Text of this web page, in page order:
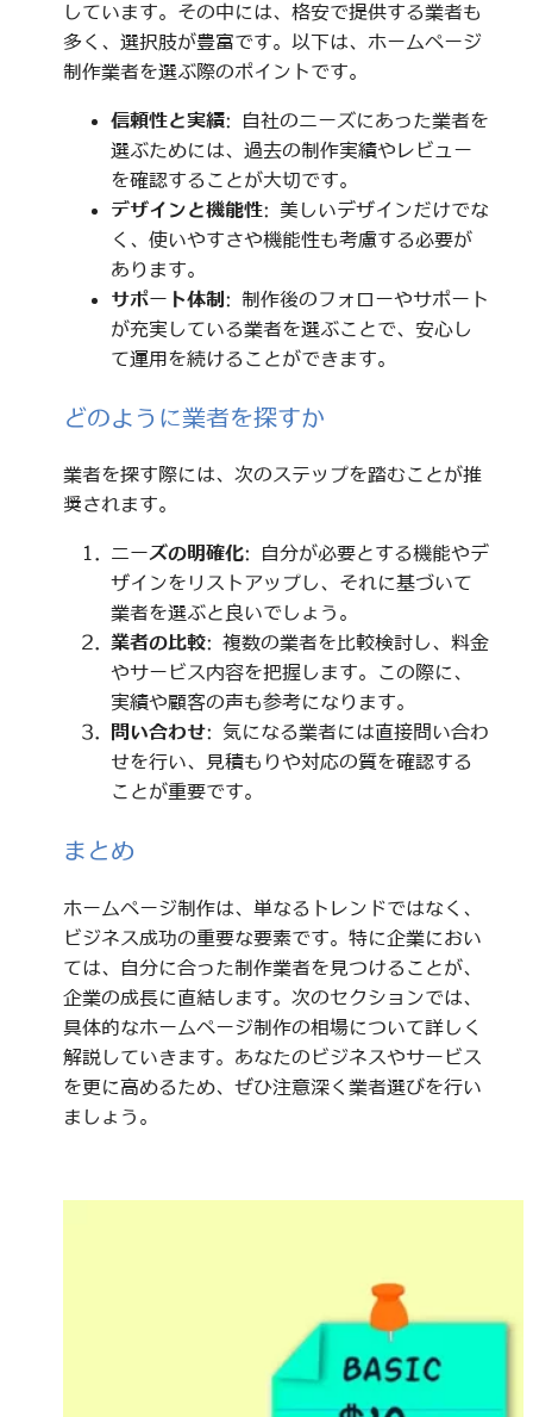
しています。その中には、格安で提供する業者も
多く、選択肢が豊富です。以下は、ホームページ
制作業者を選ぶ際のポイントです。
信頼性と実績: 自社のニーズにあった業者を
選ぶためには、過去の制作実績やレビュー
を確認することが大切です。
デザインと機能性: 美しいデザインだけでな
く、使いやすさや機能性も考慮する必要が
あります。
サポート体制 : 制作後のフォローやサポート
が充実している業者を選ぶことで、安心し
て運用を続けることができます。
どのように業者を探すか
業者を探す際には、次のステップを踏むことが推
奨されます。
ニーズの明確化: 自分が必要とする機能やデ
ザインをリストアップし、それに基づいて
業者を選ぶと良いでしょう。
業者の比較: 複数の業者を比較検討し、料金
やサービス内容を把握します。この際に、
実績や顧客の声も参考になります。
問い合わせ: 気になる業者には直接問い合わ
せを行い、見積もりや対応の質を確認する
ことが重要です。
まとめ
ホームページ制作は、単なるトレンドではなく、
ビジネス成功の重要な要素です。特に企業におい
ては、自分に合った制作業者を見つけることが、
企業の成長に直結します。次のセクションでは、
具体的なホームページ制作の相場について詳しく
解説していきます。あなたのビジネスやサービス
を更に高めるため、ぜひ注意深く業者選びを行い
ましょう。